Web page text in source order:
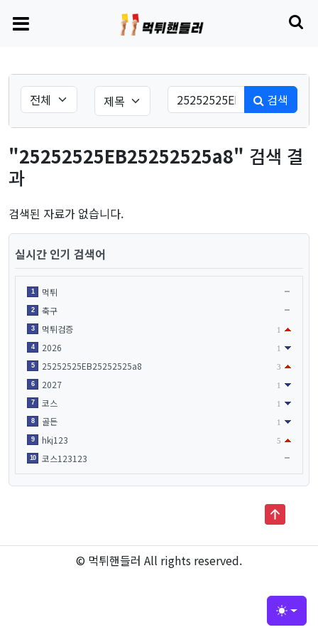
검색
"25252525EB25252525a8" 검색 결
과
검색된 자료가 없습니다.
실시간 인기 검색어
1 먹튀
2 축구
3 먹튀검증 1
4 2026 1
5 25252525EB25252525a8 3
6 2027 1
7 코스 1
8 골든 1
9 hkj123 5
10 코스123123
© 먹튀핸들러 All rights reserved.